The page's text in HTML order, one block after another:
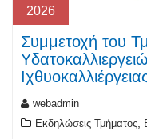
2026
Συμμετοχή του
webadmin
Εκδηλώσεις Τμήματος